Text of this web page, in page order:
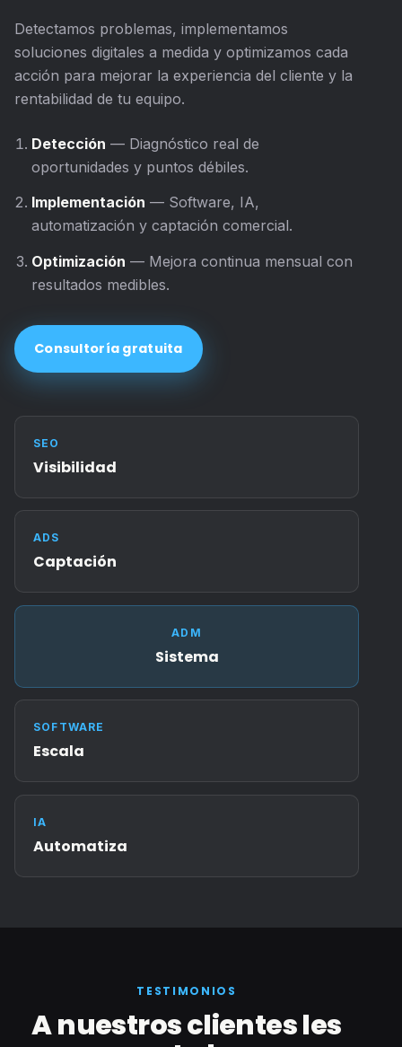
Detectamos problemas, implementamos
soluciones digitales a medida y optimizamos cada
acción para mejorar la experiencia del cliente y la
rentabilidad de tu equipo.
Detección — Diagnóstico real de
oportunidades y puntos débiles.
Implementación — Software, IA,
automatización y captación comercial.
Optimización — Mejora continua mensual con
resultados medibles.
Consultoría gratuita
SEO
Visibilidad
ADS
Captación
ADM
Sistema
SOFTWARE
Escala
IA
Automatiza
TESTIMONIOS
A nuestros clientes les